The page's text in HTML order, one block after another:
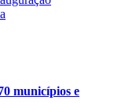
municípios e